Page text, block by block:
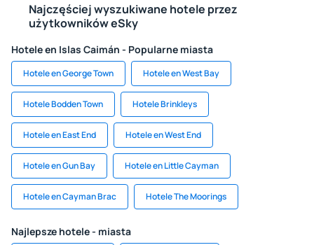
Najczęściej wyszukiwane hotele przez
użytkowników eSky
Hotele en Islas Caimán - Popularne miasta
Hotele en George Town Hotele en West Bay
Hotele Bodden Town Hotele Brinkleys
Hotele en East End Hotele en West End
Hotele en Gun Bay Hotele en Little Cayman
Hotele en Cayman Brac Hotele The Moorings
Najlepsze hotele - miasta